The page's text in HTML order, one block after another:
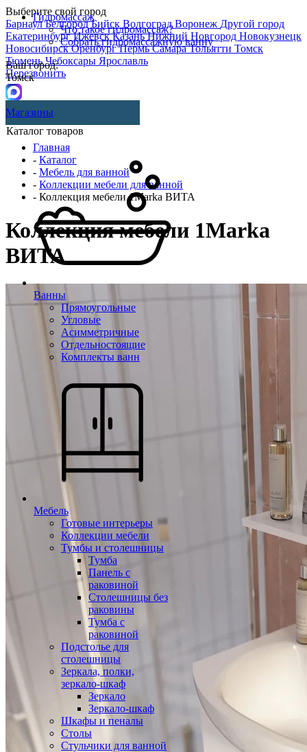
Выберите свой город
БарнаулБелгородБийск ВолгоградВоронеж Другой город
ЕкатеринбургИжевскКазаньНижний Новгород Новокузнецк
НовосибирскОренбургПермьСамараТольятти Томск
ТюменьЧебоксары Ярославль
Перезвонить
Гидромассаж
Что такое гидромассаж?
Собрать гидромассажную ванну
Ваш город:
Томск
Магазины
Каталог товаров
Ванны
Прямоугольные
Угловые
Асимметричные
Отдельностоящие
Комплекты ванн
Мебель
Готовые интерьеры
Коллекции мебели
Тумбы и столешницы
Тумба
Панель с
раковиной
Столешницы без
раковины
Тумба с
раковиной
Подстолье для
столешницы
Зеркала, полки,
зеркало-шкаф
Зеркало
Зеркало-шкаф
Шкафы и пеналы
Столы
Стульчики для ванной
Главная
- Каталог
- Мебель для ванной
- Коллекции мебели для ванной
- Коллекция мебели 1Marka ВИТА
Коллекция мебели 1Marka
ВИТА